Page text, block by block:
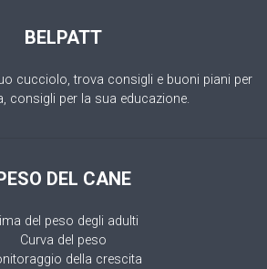
BELPATT
cucciolo, trova consigli e buoni piani per
consigli per la sua educazione.
DEL CANE
del peso degli adulti
Curva del peso
della crescita